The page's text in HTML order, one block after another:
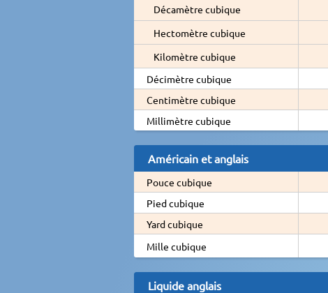
Décamètre cubique
Hectomètre cubique
Kilomètre cubique
Décimètre cubique
Centimètre cubique
Millimètre cubique
Américain et anglais
Pouce cubique
Pied cubique
Yard cubique
Mille cubique
Liquide anglais